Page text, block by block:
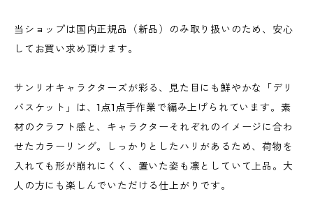
当ショップは国内正規品（新品）のみ取り扱いのため、安心
してお買い求め頂けます。
サンリオキャラクターズが彩る、見た目にも鮮やかな「デリ
バスケット」は、1点1点手作業で編み上げられています。素
材のクラフト感と、キャラクターそれぞれのイメージに合わ
せたカラーリング。しっかりとしたハリがあるため、荷物を
入れても形が崩れにくく、置いた姿も凛としていて上品。大
人の方にも楽しんでいただける仕上がりです。